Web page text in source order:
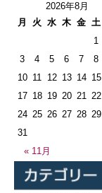
2026年8月
月
火 水 木 金 土
« 11月
1
3
4 5 6 7 8
10 11 12 13 14 15
17 18 19 20 21 22
24 25 26 27 28 29
31